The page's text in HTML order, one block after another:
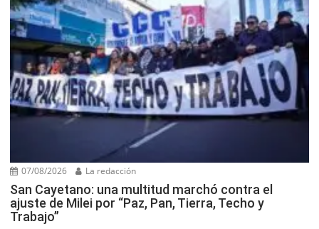
07/08/2026 La redacción
San Cayetano: una multitud marchó contra el
ajuste de Milei por “Paz, Pan, Tierra, Techo y
Trabajo”